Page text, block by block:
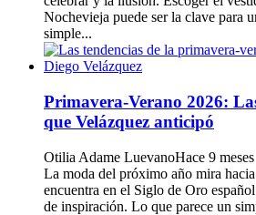
Nochevieja puede ser la clave para
simple...
Primavera-Verano 2026:
que Velázquez anticipó
Otilia Adame LuevanoHace 9 meses
La moda del próximo año mira
encuentra en el Siglo de Oro
de inspiración. Lo que parece un